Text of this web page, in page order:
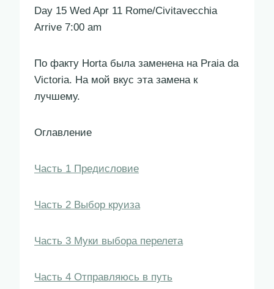
Day 15 Wed Apr 11 Rome/Civitavecchia
Arrive 7:00 am
По факту Horta была заменена на Praia da
Victoria. На мой вкус эта замена к
лучшему.
Оглавление
Часть 1 Предисловие
Часть 2 Выбор круиза
Часть 3 Муки выбора перелета
Часть 4 Отправляюсь в путь